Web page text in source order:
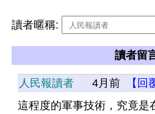
讀者暱稱:
讀者留
人民報讀者 4月前
【回
這程度的軍事技術，究竟是